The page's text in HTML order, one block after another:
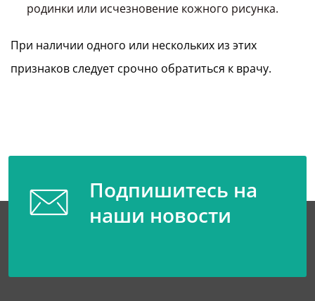
родинки или исчезновение кожного рисунка.
При наличии одного или нескольких из этих
признаков следует срочно обратиться к врачу.
Подпишитесь на
наши новости